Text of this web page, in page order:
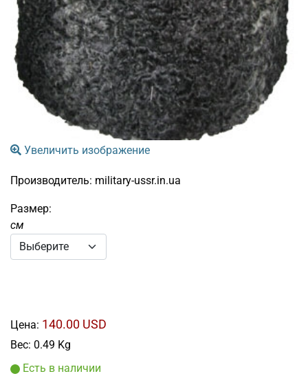
Увеличить изображение
Производитель: military-ussr.in.ua
Размер:
см
Цена: 140.00 USD
Вес: 0.49 Kg
Есть в наличии